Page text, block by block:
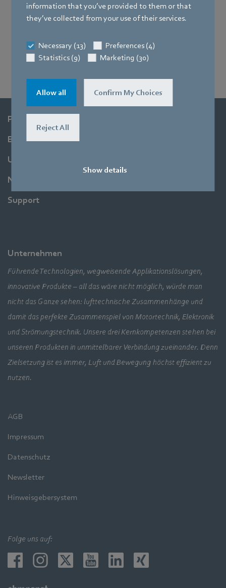
information that you’ve provided to them or that
they’ve collected from your use of their services.
Necessary (13)
Preferences (4)
Statistics (9)
Marketing (30)
Allow all Confirm My Choices
Reject All
Show details
Frank Mayer
Produkte
Branchen
Unternehmen
Newsroom
Support
Unternehmen
Führende Technologien, wegweisende Applikationslösungen,
innovative Produkte – all das wäre nicht möglich, würde man
nicht das Ganze sehen: lufttechnische Zusammenhänge und
damit das perfekte Zusammenspiel von Motortechnik, Elektronik
und Strömungstechnik. Unsere drei Kernkompetenzen stehen bei
unseren Produkten in unmittelbarer Verbindung zueinander. Denn
Zielsetzung ist es immer, Luft und Bewegung höchst effizient zu
nutzen.
AGB
Impressum
Datenschutz
Newsletter
Hinweisgebersystem
Folge uns auf: